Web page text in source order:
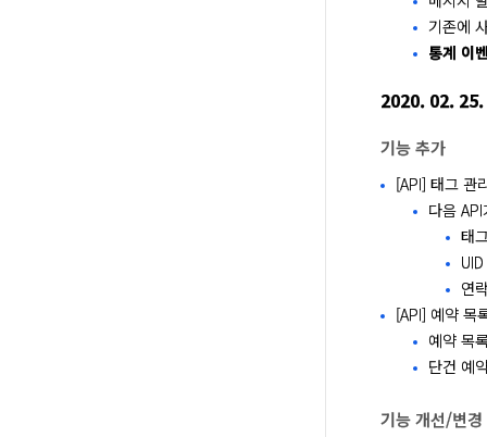
기존에
통계 이
2020. 02. 25.
기능 추가
[API] 태그 관
다음
태
연
[API] 예약 목
예약 목
단건 예
기능 개선/변경